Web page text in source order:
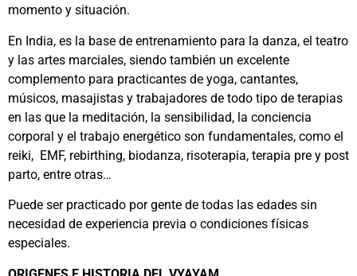
momento y situación.
En India, es la base de entrenamiento para la danza, el teatro
y las artes marciales, siendo también un excelente
complemento para practicantes de yoga, cantantes,
músicos, masajistas y trabajadores de todo tipo de terapias
en las que la meditación, la sensibilidad, la conciencia
corporal y el trabajo energético son fundamentales, como el
reiki, EMF, rebirthing, biodanza, risoterapia, terapia pre y post
parto, entre otras…
Puede ser practicado por gente de todas las edades sin
necesidad de experiencia previa o condiciones físicas
especiales.